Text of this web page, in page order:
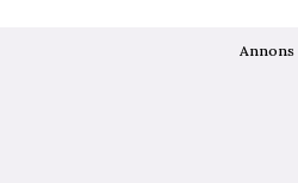
Annons